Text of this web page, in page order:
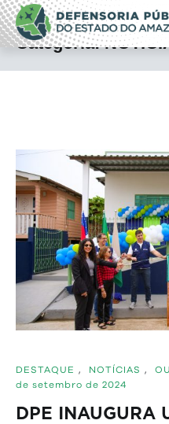
Pular
para
o
conteúdo
Defensoria
Amazonas
Categoria:
DESTAQUE , NOTÍCIAS ,
de setembro de 2024
DPE INAUGURA